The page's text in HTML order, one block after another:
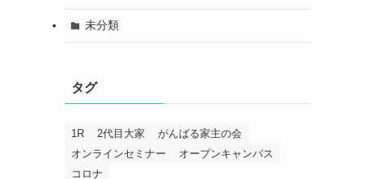
未分類
タグ
1R 2代目大家
がんばる家主の会
オンラインセミナー
オープンキャンバス
コロナ